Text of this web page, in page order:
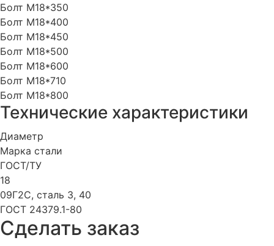
Болт М18*350
Болт М18*400
Болт М18*450
Болт М18*500
Болт М18*600
Болт М18*710
Болт М18*800
Технические характеристики
Диаметр
Марка стали
ГОСТ/ТУ
18
09Г2С, сталь 3, 40
ГОСТ 24379.1-80
Cделать заказ